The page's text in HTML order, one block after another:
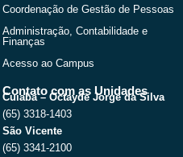
Coordenação de Gestão de Pessoas
Administração, Contabilidade e
Finanças
Acesso ao Campus
Contato com as Unidades
Cuiabá – Octayde Jorge da Silva
(65) 3318-1403
São Vicente
(65) 3341-2100